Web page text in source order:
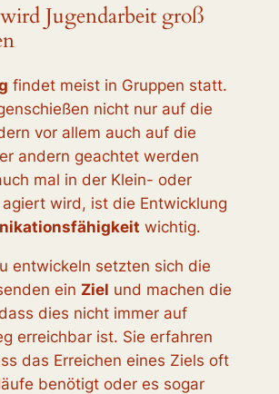
Jugendarbeit groß
findet meist in Gruppen statt.
nicht nur auf die
vor allem auch auf die
andern geachtet werden
mal in der Klein- oder
agiert wird, ist die Entwicklung
wichtig.
entwickeln setzten sich die
ein Ziel und machen die
dies nicht immer auf
erreichbar ist. Sie erfahren
das Erreichen eines Ziels oft
benötigt oder es sogar